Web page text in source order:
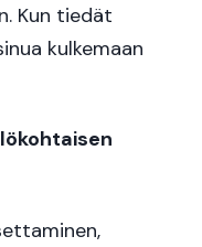
Kun tiedät
kulkemaan